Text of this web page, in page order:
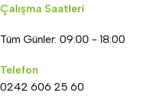
Çalışma Saatleri
Tüm Günler: 09:00 - 18:00
Telefon
0242 606 25 60